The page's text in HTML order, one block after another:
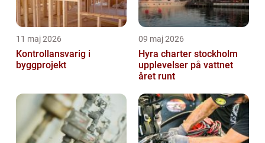
11 maj 2026
Kontrollansvarig i
byggprojekt
09 maj 2026
Hyra charter stockholm
upplevelser på vattnet
året runt